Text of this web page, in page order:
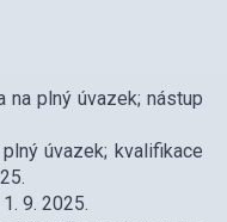
na plný úvazek; nástup
úvazek; kvalifikace
9. 2025.